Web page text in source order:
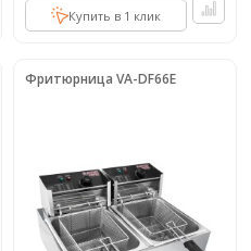
Купить в 1 клик
Фритюрница VA-DF66E